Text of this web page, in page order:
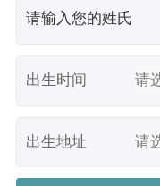
出生时间
出生地址